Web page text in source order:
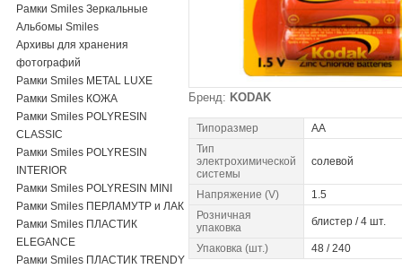
Рамки Smiles Зеркальные
Альбомы Smiles
Архивы для хранения
фотографий
Рамки Smiles METAL LUXE
Рамки Smiles КОЖА
Рамки Smiles POLYRESIN
CLASSIC
Рамки Smiles POLYRESIN
INTERIOR
Рамки Smiles POLYRESIN MINI
Рамки Smiles ПЕРЛАМУТР и ЛАК
Рамки Smiles ПЛАСТИК
ELEGANCE
Рамки Smiles ПЛАСТИК TRENDY
Бренд: KODAK
Типоразмер
AA
Тип
электрохимической
системы
cолевой
Напряжение (V)
1.5
Розничная
упаковка
блистер / 4 шт.
Упаковка (шт.) 48 / 240